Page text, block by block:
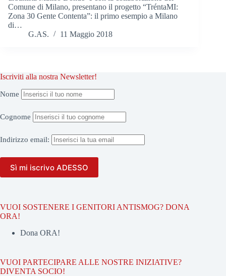
Comune di Milano, presentano il progetto “TréntaMI:
Zona 30 Gente Contenta”: il primo esempio a Milano
di…
G.AS.
11 Maggio 2018
Iscriviti alla nostra Newsletter!
Nome
Cognome
Indirizzo email:
VUOI SOSTENERE I GENITORI ANTISMOG? DONA
ORA!
Dona ORA!
VUOI PARTECIPARE ALLE NOSTRE INIZIATIVE?
DIVENTA SOCIO!